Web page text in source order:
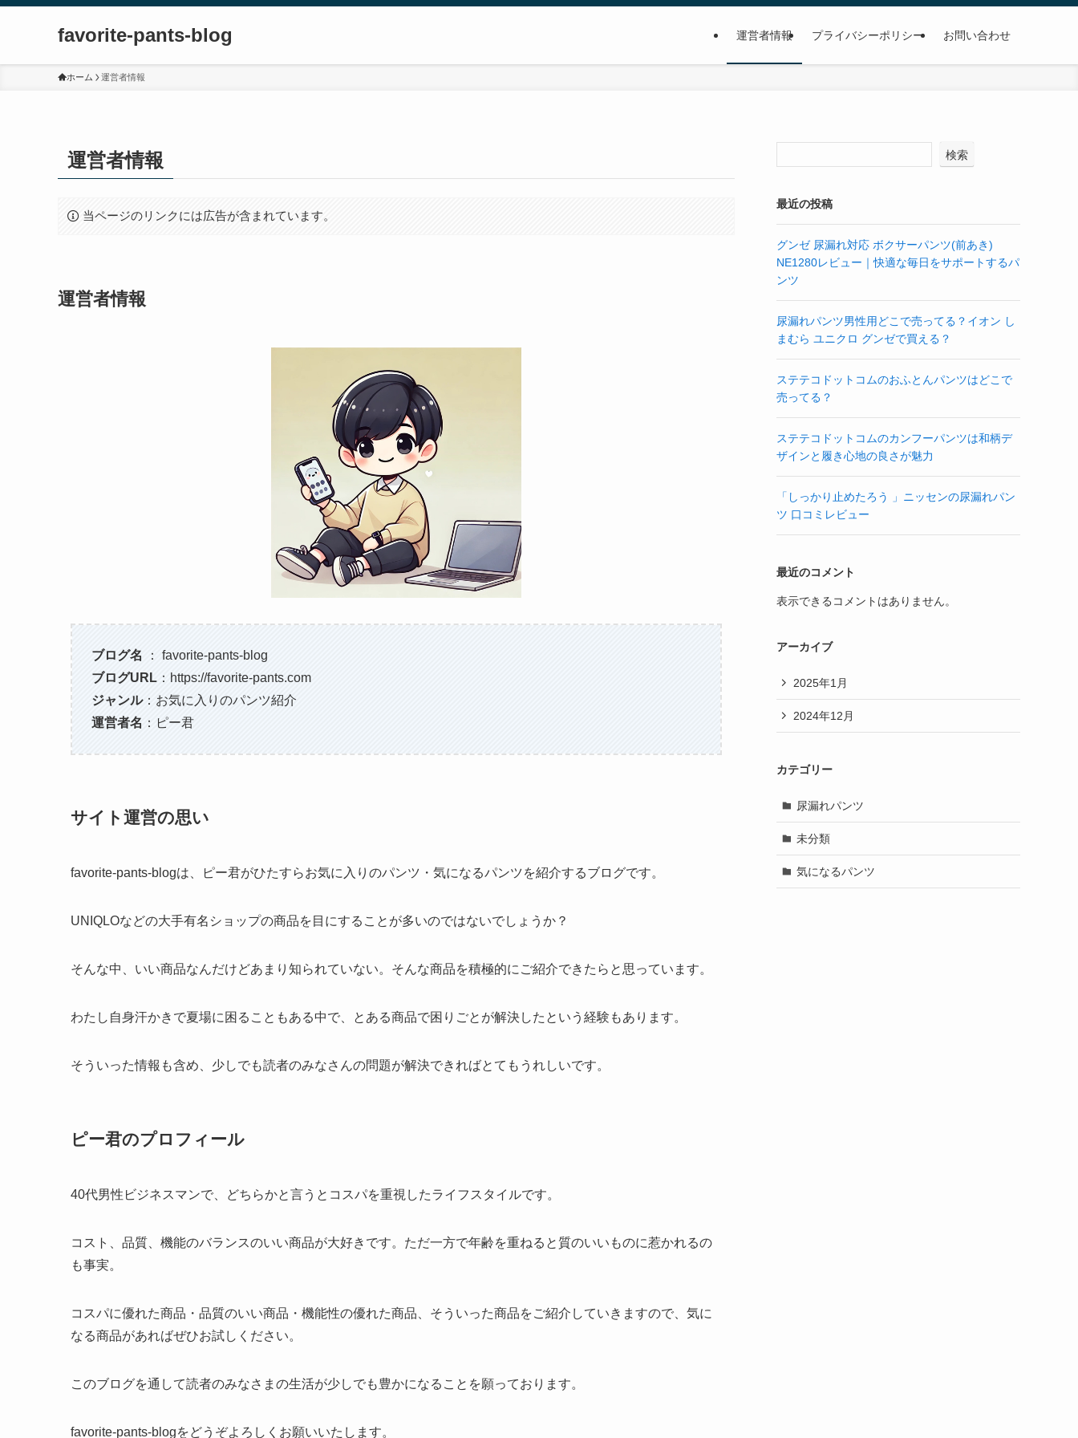
favorite-pants-blog 運営者情報 プライバシーポリシー お問い合わせ
ホーム 運営者情報
運営者情報
当ページのリンクには広告が含まれています。
運営者情報
ブログ名
： favorite-pants-blog
ブログURL ：https://favorite-pants.com
ジャンル：お気に入りのパンツ紹介
運営者名 ：ピー君
サイト運営の思い
favorite-pants-blogは、ピー君がひたすらお気に入りのパンツ・気になるパンツを紹介するブログです。
UNIQLOなどの大手有名ショップの商品を目にすることが多いのではないでしょうか？
そんな中、いい商品なんだけどあまり知られていない。そんな商品を積極的にご紹介できたらと思っています。
わたし自身汗かきで夏場に困ることもある中で、とある商品で困りごとが解決したという経験もあります。
そういった情報も含め、少しでも読者のみなさんの問題が解決できればとてもうれしいです。
ピー君のプロフィール
40代男性ビジネスマンで、どちらかと言うとコスパを重視したライフスタイルです。
コスト、品質、機能のバランスのいい商品が大好きです。ただ一方で年齢を重ねると質のいいものに惹かれるの
も事実。
コスパに優れた商品・品質のいい商品・機能性の優れた商品、そういった商品をご紹介していきますので、気に
なる商品があればぜひお試しください。
このブログを通して読者のみなさまの生活が少しでも豊かになることを願っております。
favorite-pants-blogをどうぞよろしくお願いいたします。
検索
最近の投稿
グンゼ 尿漏れ対応 ボクサーパンツ(前あき)
NE1280レビュー｜快適な毎日をサポートするパ
ンツ
尿漏れパンツ男性用どこで売ってる？イオン し
まむら ユニクロ グンゼで買える？
ステテコドットコムのおふとんパンツはどこで
売ってる？
ステテコドットコムのカンフーパンツは和柄デ
ザインと履き心地の良さが魅力
「しっかり止めたろう 」ニッセンの尿漏れパン
ツ 口コミレビュー
最近のコメント
表示できるコメントはありません。
アーカイブ
2025年1月
2024年12月
カテゴリー
尿漏れパンツ
未分類
気になるパンツ